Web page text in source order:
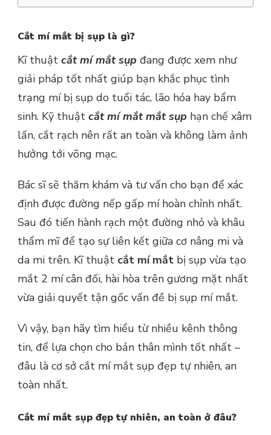
Cắt mí mắt bị sụp là gì?
Kĩ thuật cắt mí mắt sụp đang được xem như
giải pháp tốt nhất giúp bạn khắc phục tình
trạng mí bị sụp do tuổi tác, lão hóa hay bẩm
sinh. Kỹ thuật cắt mí mắt mắt sụp hạn chế xâm
lấn, cắt rạch nên rất an toàn và không làm ảnh
hưởng tới võng mạc.
Bác sĩ sẽ thăm khám và tư vấn cho bạn để xác
định được đường nếp gấp mí hoàn chỉnh nhất.
Sau đó tiến hành rạch một đường nhỏ và khâu
thẩm mĩ để tạo sự liên kết giữa cơ nâng mi và
da mi trên. Kĩ thuật cắt mí mắt bị sụp vừa tạo
mắt 2 mí cân đối, hài hòa trên gương mặt nhất
vừa giải quyết tận gốc vấn đề bị sụp mí mắt.
Vì vậy, bạn hãy tìm hiểu từ nhiều kênh thông
tin, để lựa chọn cho bản thân mình tốt nhất –
đâu là cơ sở cắt mí mắt sụp đẹp tự nhiên, an
toàn nhất.
Cắt mí mắt sụp đẹp tự nhiên, an toàn ở đâu?